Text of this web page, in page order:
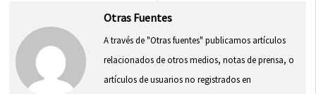
Otras Fuentes
A través de "Otras fuentes" publicamos artículos
relacionados de otros medios, notas de prensa, o
artículos de usuarios no registrados en